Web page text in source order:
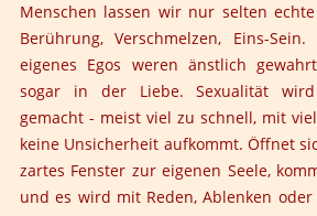
Menschen lassen wir nur selten
Berührung, Verschmelzen, Eins-
eigenes Egos weren änstlich
sogar in der Liebe. Sexualität
gemacht - meist viel zu schnell, mit
keine Unsicherheit aufkommt. Öffnet
zartes Fenster zur eigenen Seele,
und es wird mit Reden, Ablenken